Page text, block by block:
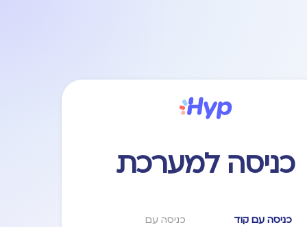
כניסה למערכת
כניסה עם קוד
כניסה עם